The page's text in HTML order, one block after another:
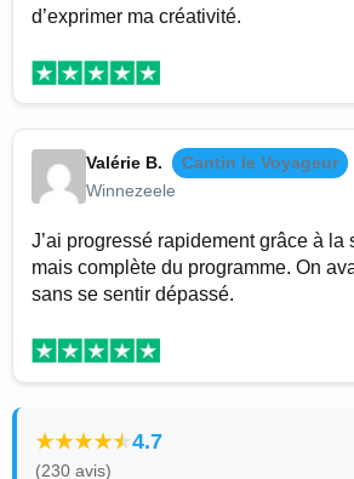
d’exprimer ma créativité.
Valérie B.
Cantin le Voyageur
Winnezeele
J’ai progressé rapidement grâce à la
mais complète du programme. On
sans se sentir dépassé.
4.7
(230 avis)